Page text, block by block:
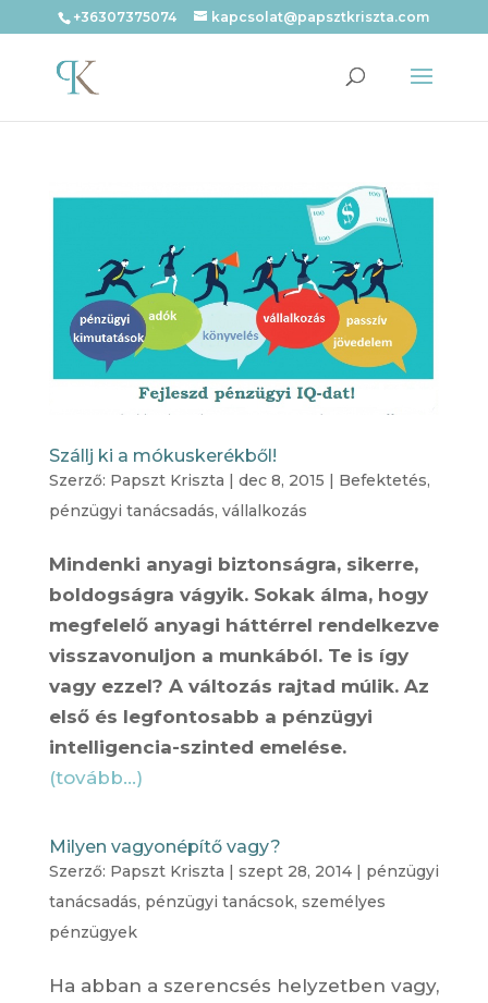
+36307375074 kapcsolat@papsztkriszta.com
Szállj ki a mókuskerékből!
Szerző: Papszt Kriszta | dec 8, 2015 | Befektetés,
pénzügyi tanácsadás, vállalkozás
Mindenki anyagi biztonságra, sikerre,
boldogságra vágyik. Sokak álma, hogy
megfelelő anyagi háttérrel rendelkezve
visszavonuljon a munkából. Te is így
vagy ezzel? A változás rajtad múlik. Az
első és legfontosabb a pénzügyi
intelligencia-szinted emelése.
(tovább…)
Milyen vagyonépítő vagy?
Szerző: Papszt Kriszta | szept 28, 2014| pénzügyi
tanácsadás, pénzügyi tanácsok, személyes
pénzügyek
Ha abban a szerencsés helyzetben vagy,